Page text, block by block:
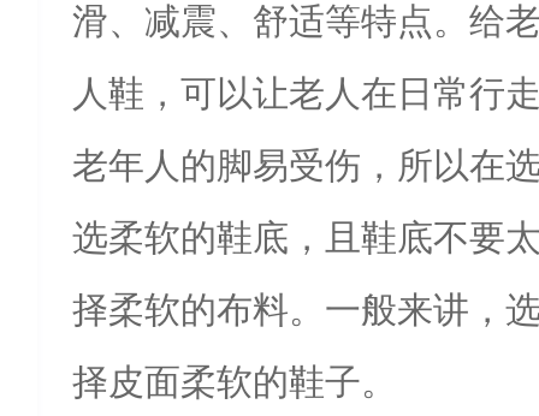
滑、减震、舒适等特点。给
人鞋，可以让老人在日常行
老年人的脚易受伤，所以在
选柔软的鞋底，且鞋底不要
择柔软的布料。一般来讲，
择皮面柔软的鞋子。